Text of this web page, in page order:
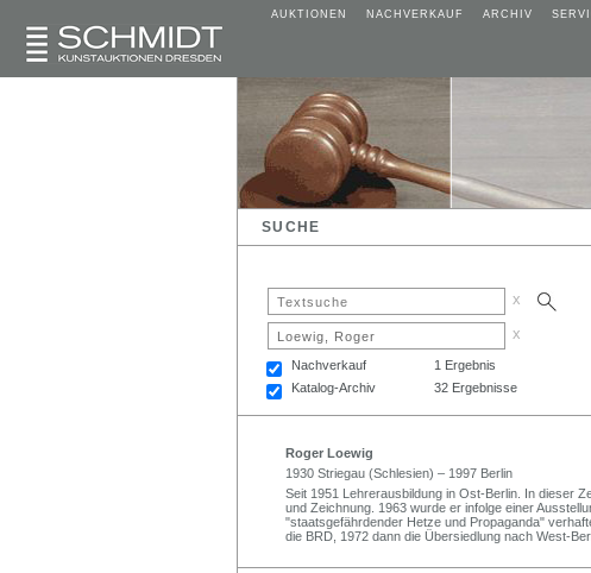
AUKTIONEN NACHVERKAUF ARCHIV
SUCHE
x
x
Nachverkauf
1 Ergebnis
Katalog-Archiv
32 Ergebnisse
Roger Loewig
1930 Striegau (Schlesien) – 1997 Berlin
Seit 1951 Lehrerausbildung in Ost-Berlin. In dieser
und Zeichnung. 1963 wurde er infolge einer
"staatsgefährdender Hetze und Propaganda"
die BRD, 1972 dann die Übersiedlung nach West-